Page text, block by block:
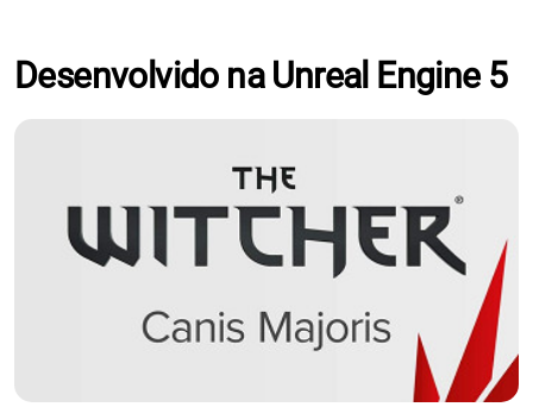
Desenvolvido na Unreal Engine 5